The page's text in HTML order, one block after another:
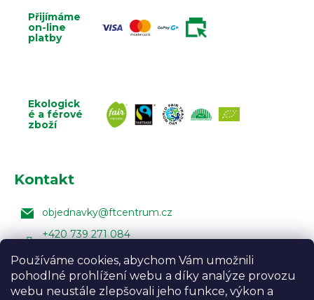
Používáme cookies, abychom Vám umožnili
pohodlné prohlížení webu a díky analýze provozu
webu neustále zlepšovali jeho funkce, výkon a
Přijímáme
on-line
platby
Ekologick
é a férové
zboží
Kontakt
objednavky@ftcentrum.cz
+420 739 271 084
Facebook Fair Trade Centra
FairTradeCentrumcz